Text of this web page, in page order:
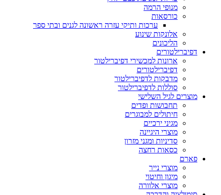
מנופי הרמה
כורסאות
ערכות ותיקי עזרה ראשונה לגנים ובתי ספר
אלונקות שינוע
הליכונים
דפיברילטורים
ארונות למכשירי דפיברילטור
דפיברילטורים
מדבקות לדפיברילטור
סוללות לדפיברילטור
מוצרים לגיל השלישי
תחבושות ופדים
חיתולים למבוגרים
מגיני ירכיים
מוצרי היגיינה
סדיניות ומגני מזרון
כסאות רחצה
פארם
מוצרי נייר
מיגון וחיטוי
מוצרי אלוורה